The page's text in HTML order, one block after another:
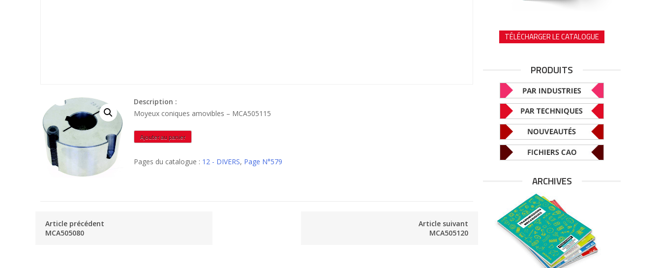
Description :
Moyeux coniques amovibles – MCA505115
quantité
de
Ajouter au panier
Pages du catalogue : 12 - DIVERS, Page N°579
Article précédent
MCA505080
Article suivant
MCA505120
TÉLÉCHARGER LE CATALOGUE
PRODUITS
ARCHIVES